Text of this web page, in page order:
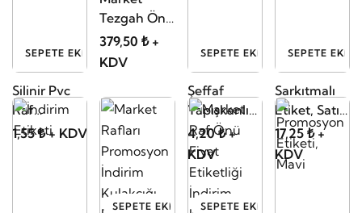
SEPETE EKLE
Silinir Pvc
Raf
Etiketliği
1,55 ₺ + KDV
Tezgah Önü
Pleksi Stand
Pleksi Fanus
379,50 ₺ +
KDV
SEPETE EKLE
Şeffaf
Yapışkanlı
Etiketlik
4,20 ₺ +
KDV
SEPETE EKLE
Sarkıtmalı
Etiket, Satış
Destekleme
Raf Ürünleri
17,25 ₺ +
KDV
SEPETE EKLE SEPETE EKLE